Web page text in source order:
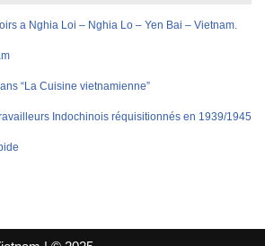
a Nghia Loi – Nghia Lo – Yen Bai – Vietnam.
“La Cuisine vietnamienne”
Indochinois réquisitionnés en 1939/1945